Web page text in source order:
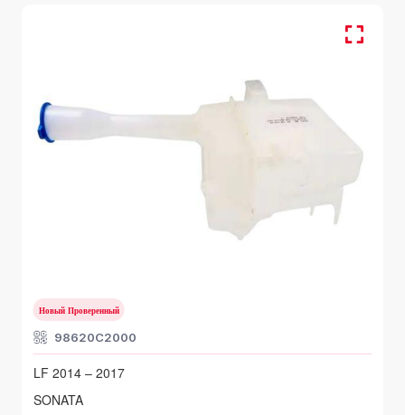
Новый Проверенный
98620C2000
LF 2014 – 2017
SONATA